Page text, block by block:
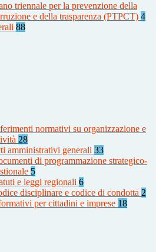
triennale per la prevenzione della
e della trasparenza (PTPCT) 4
88
normativi su organizzazione e
28
amministrativi generali 33
di programmazione strategico-
5
e leggi regionali 6
disciplinare e codice di condotta 2
per cittadini e imprese 18